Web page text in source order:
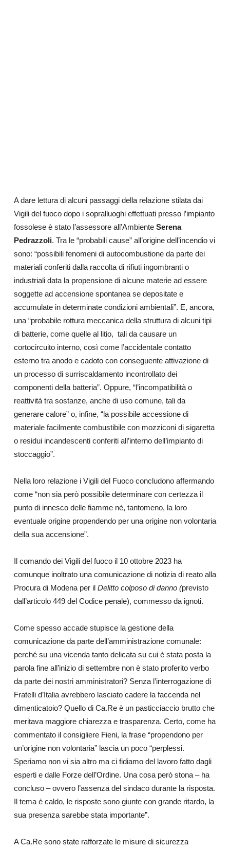
A dare lettura di alcuni passaggi della relazione stilata dai
Vigili del fuoco dopo i sopralluoghi effettuati presso l’impianto
fossolese è stato l’assessore all’AmbienteSerena
Pedrazzoli. Tra le “probabili cause” all’origine dell’incendio vi
sono: “possibili fenomeni di autocombustione da parte dei
materiali conferiti dalla raccolta di rifiuti ingombranti o
industriali data la propensione di alcune materie ad essere
soggette ad accensione spontanea se depositate e
accumulate in determinate condizioni ambientali”. E, ancora,
una “probabile rottura meccanica della struttura di alcuni tipi
di batterie, come quelle al litio, tali da causare un
cortocircuito interno, così come l’accidentale contatto
esterno tra anodo e cadoto con conseguente attivazione di
un processo di surriscaldamento incontrollato dei
componenti della batteria”. Oppure, “l’incompatibilità o
reattività tra sostanze, anche di uso comune, tali da
generare calore” o, infine, “la possibile accessione di
materiale facilmente combustibile con mozziconi di sigaretta
o residui incandescenti conferiti all’interno dell’impianto di
stoccaggio”.
Nella loro relazione i Vigili del Fuoco concludono affermando
come “non sia però possibile determinare con certezza il
punto di innesco delle fiamme né, tantomeno, la loro
eventuale origine propendendo per una origine non volontaria
della sua accensione”.
Il comando dei Vigili del fuoco il 10 ottobre 2023 ha
comunque inoltrato una comunicazione di notizia di reato alla
Procura di Modena per il Delitto colposo di danno (previsto
dall’articolo 449 del Codice penale), commesso da ignoti.
Come spesso accade stupisce la gestione della
comunicazione da parte dell’amministrazione comunale:
perché su una vicenda tanto delicata su cui è stata posta la
parola fine all’inizio di settembre non è stato proferito verbo
da parte dei nostri amministratori? Senza l’interrogazione di
Fratelli d’Italia avrebbero lasciato cadere la faccenda nel
dimenticatoio? Quello di Ca.Re è un pasticciaccio brutto che
meritava maggiore chiarezza e trasparenza. Certo, come ha
commentato il consigliere Fieni, la frase “propendono per
un’origine non volontaria” lascia un poco “perplessi.
Speriamo non vi sia altro ma ci fidiamo del lavoro fatto dagli
esperti e dalle Forze dell’Ordine. Una cosa però stona – ha
concluso – ovvero l’assenza del sindaco durante la risposta.
Il tema è caldo, le risposte sono giunte con grande ritardo, la
sua presenza sarebbe stata importante”.
A Ca.Re sono state rafforzate le misure di sicurezza